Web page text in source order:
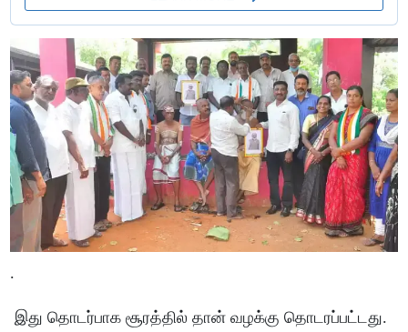
.
இது தொடர்பாக சூரத்தில் தான் வழக்கு தொடரப்பட்டது.